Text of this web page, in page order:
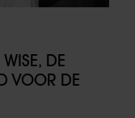
DE
VOOR DE